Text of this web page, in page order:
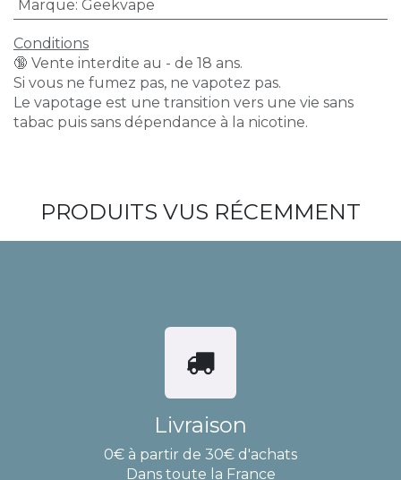
Marque: Geekvape
Conditions
🔞 Vente interdite au - de 18 ans.
Si vous ne fumez pas, ne vapotez pas.
Le vapotage est une transition vers une vie sans
tabac puis sans dépendance à la nicotine.
PRODUITS VUS RÉCEMMENT
Livraison
0€ à partir de 30€ d'achats
Dans toute la France